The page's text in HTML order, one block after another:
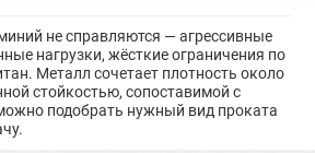
не справляются — агрессивные
нагрузки, жёсткие ограничения по
Металл сочетает плотность около
стойкостью, сопоставимой с
подобрать нужный вид проката